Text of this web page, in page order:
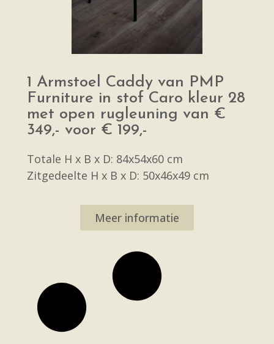
1 Armstoel Caddy van PMP
Furniture in stof Caro kleur 28
met open rugleuning van €
349,- voor € 199,-
Totale H x B x D: 84x54x60 cm
Zitgedeelte H x B x D: 50x46x49 cm
Meer informatie